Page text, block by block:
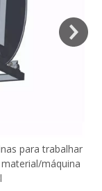
para trabalhar
máquina